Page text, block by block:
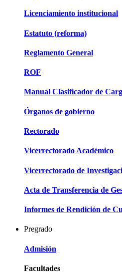
Licenciamiento institucional
Estatuto (reforma)
Reglamento General
ROF
Manual Clasificador de
Órganos de gobierno
Rectorado
Vicerrectorado Académico
Vicerrectorado de
Acta de Transferencia de
Informes de Rendición de
Pregrado
Admisión
Facultades